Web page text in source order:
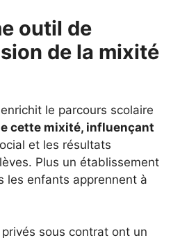
outil de
de la mixité
le parcours scolaire
cette mixité, influençant
et les résultats
Plus un établissement
les enfants apprennent à
sous contrat ont un